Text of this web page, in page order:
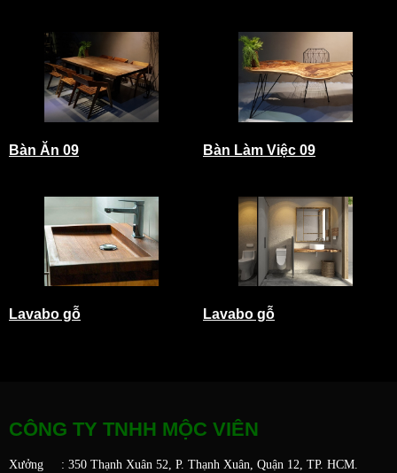
Bàn Ăn 09 Bàn Làm Việc 09
Lavabo gỗ Lavabo gỗ
CÔNG TY TNHH MỘC VIÊN
Xưởng : 350 Thạnh Xuân 52, P. Thạnh Xuân, Quận 12, TP. HCM.